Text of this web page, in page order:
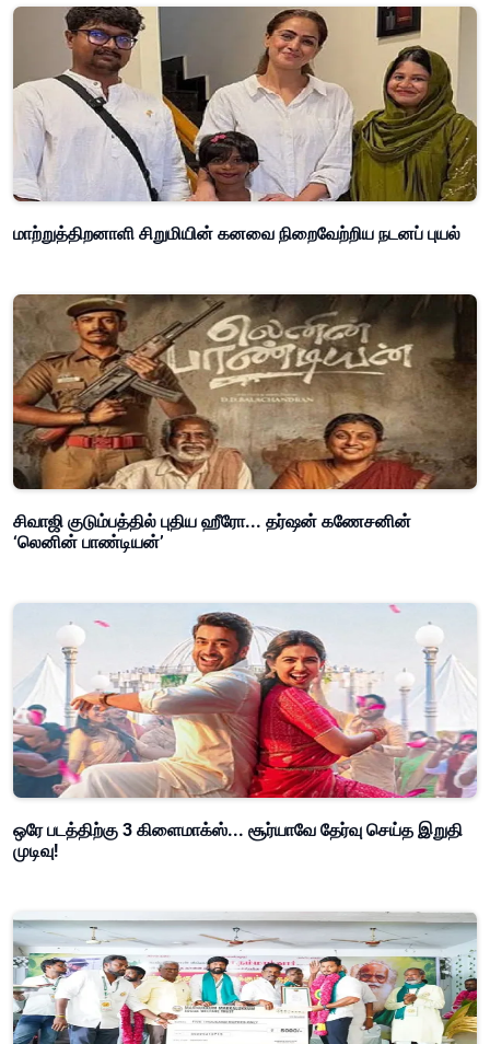
மாற்றுத்திறனாளி சிறுமியின் கனவை நிறைவேற்றிய நடனப் புயல்
சிவாஜி குடும்பத்தில் புதிய ஹீரோ... தர்ஷன் கணேசனின்
‘லெனின் பாண்டியன்’
ஒரே படத்திற்கு 3 கிளைமாக்ஸ்... சூர்யாவே தேர்வு செய்த இறுதி
முடிவு!